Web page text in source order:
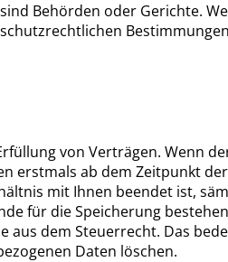
Behörden oder Gerichte.
von Verträgen. Wenn
erstmals ab dem Zeitpunkt
mit Ihnen beendet ist,
für die Speicherung
dem Steuerrecht. Das
Daten löschen.